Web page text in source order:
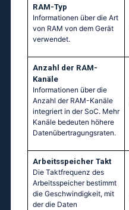
RAM-Typ
Informationen über die Art
von RAM von dem Gerät
verwendet.
Anzahl der RAM-
Kanäle
Informationen über die
Anzahl der RAM-Kanäle
integriert in der SoC. Mehr
Kanäle bedeuten höhere
Datenübertragungsraten.
Arbeitsspeicher Takt
Die Taktfrequenz des
Arbeitsspeicher bestimmt
die Geschwindigkeit, mit
der die Daten